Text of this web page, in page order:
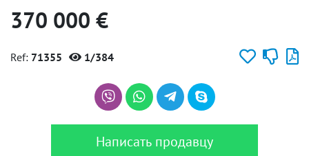
370 000 €
Ref: 71355 1/384
Написать продавцу